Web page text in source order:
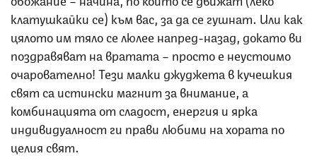
клатушкайки се) към вас, за да се гушнат… Или как
цялото им тяло се люлее напред-назад, докато ви
поздравяват на вратата – просто е неустоимо
очарователно! Тези малки джуджета в кучешкия
свят са истински магнит за внимание, а
комбинацията от сладост, енергия и ярка
индивидуалност ги прави любими на хората по
целия свят.